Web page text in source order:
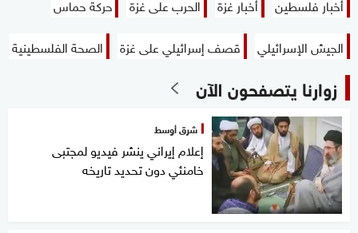
أخبار فلسطين أخبار غزة الحرب على غزة
حركة حماس
الجيش الإسرائيلي
قصف إسرائيلي على غزة الصحة الفلسطينية
زوارنا يتصفحون الآن
شرق أوسط
إعلام إيراني ينشر فيديو لمجتبى
خامنئي دون تحديد تاريخه